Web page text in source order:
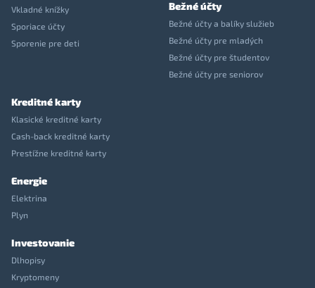
Vkladné knížky
Sporiace účty
Sporenie pre deti
Bežné účty
Bežné účty a balíky služieb
Bežné účty pre mladých
Bežné účty pre študentov
Bežné účty pre seniorov
Kreditné karty
Klasické kreditné karty
Cash-back kreditné karty
Prestížne kreditné karty
Energie
Elektrina
Plyn
Investovanie
Dlhopisy
Kryptomeny